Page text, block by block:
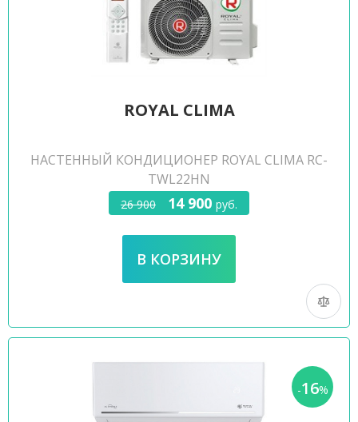
ROYAL CLIMA
НАСТЕННЫЙ КОНДИЦИОНЕР ROYAL CLIMA RC-
TWL22HN
26 900 14 900 руб.
-16%